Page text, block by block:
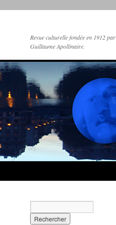
Revue culturelle fondée en 1912 par
Guillaume Apollinaire.